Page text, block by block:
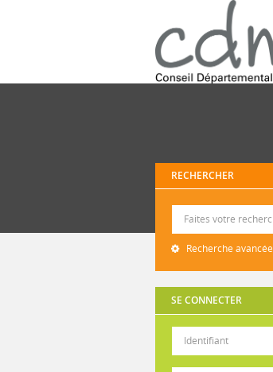
RECHERCHER
Recherche avancée
SE CONNECTER